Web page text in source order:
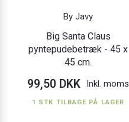
By Javy
Big Santa Claus
pyntepudebetræk - 45 x
45 cm.
99,50 DKK Inkl. moms
1 STK TILBAGE PÅ LAGER